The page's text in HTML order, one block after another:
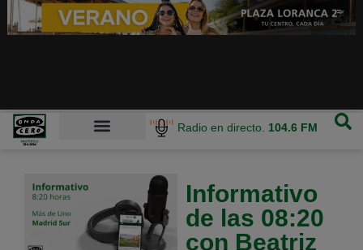
Radio en directo. 104.6 FM
Informativo
de las 08:20
con Beatriz